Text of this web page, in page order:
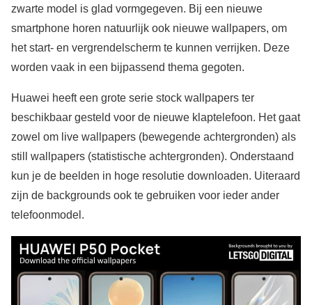
zwarte model is glad vormgegeven. Bij een nieuwe
smartphone horen natuurlijk ook nieuwe wallpapers, om
het start- en vergrendelscherm te kunnen verrijken. Deze
worden vaak in een bijpassend thema gegoten.
Huawei heeft een grote serie stock wallpapers ter
beschikbaar gesteld voor de nieuwe klaptelefoon. Het gaat
zowel om live wallpapers (bewegende achtergronden) als
still wallpapers (statistische achtergronden). Onderstaand
kun je de beelden in hoge resolutie downloaden. Uiteraard
zijn de backgrounds ook te gebruiken voor ieder ander
telefoonmodel.